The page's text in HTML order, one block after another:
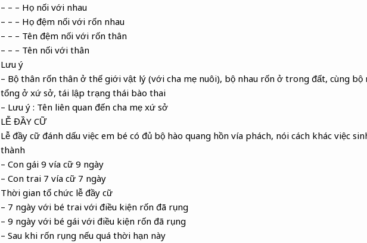
– – – Họ nối với nhau
– – – Họ đệm nối với rốn nhau
– – – Tên đệm nối với rốn thân
– – – Tên nối với thân
Lưu ý
– Bộ thân rốn thân ở thế giới vật lý (với cha mẹ nuôi), bộ nhau rốn ở trong đất, cùng bộ
tổng ở xứ sở, tái lập trạng thái bào thai
– Lưu ý : Tên liên quan đến cha mẹ xứ sở
LỄ ĐẦY CỮ
Lễ đầy cữ đánh dấu việc em bé có đủ bộ hào quang hồn vía phách, nói cách khác việc
thành
– Con gái 9 vía cữ 9 ngày
– Con trai 7 vía cữ 7 ngày
Thời gian tổ chức lễ đầy cữ
– 7 ngày với bé trai với điều kiện rốn đã rụng
– 9 ngày với bé gái với điều kiện rốn đã rụng
– Sau khi rốn rụng nếu quá thời hạn này